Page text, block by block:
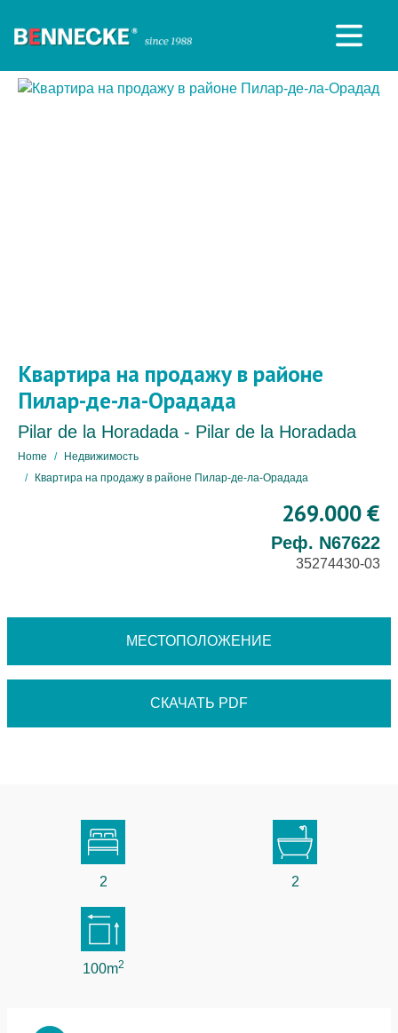
Квартира на продажу в районе
Пилар-де-ла-Орадада
Pilar de la Horadada - Pilar de la Horadada
Home
Недвижимость
Квартира на продажу в районе Пилар-де-ла-Орадада
269.000 €
Реф. N67622
35274430-03
МЕСТОПОЛОЖЕНИЕ
СКАЧАТЬ PDF
2 2
100m2